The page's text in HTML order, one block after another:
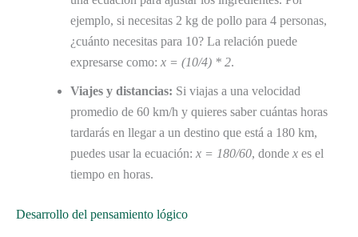
ejemplo, si necesitas 2 kg de pollo para 4 personas,
¿cuánto necesitas para 10? La relación puede
expresarse como: x = (10/4) * 2.
Viajes y distancias: Si viajas a una velocidad
promedio de 60 km/h y quieres saber cuántas horas
tardarás en llegar a un destino que está a 180 km,
puedes usar la ecuación: x = 180/60, donde x es el
tiempo en horas.
Desarrollo del pensamiento lógico